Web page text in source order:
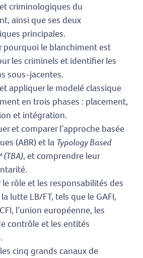
criminologiques du
ainsi que ses deux
principales.
pourquoi le blanchiment est
les criminels et identifier les
sous-jacentes.
appliquer le modelé classique
en trois phases : placement,
et intégration.
et comparer l’approche basée
(ABR) et la Typology Based
, et comprendre leur
le rôle et les responsabilités des
lutte LB/FT, tels que le GAFI,
l’union européenne, les
contrôle et les entités
cinq grands canaux de